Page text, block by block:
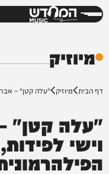
המחדש
מיוזיק
דף הבית מיוזיק "עלה קטן" –
"עלה קטן"
וישי לפידות,